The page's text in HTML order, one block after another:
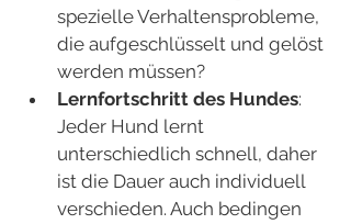
spezielle Verhaltensprobleme,
die aufgeschlüsselt und gelöst
werden müssen?
Lernfortschritt des Hundes:
Jeder Hund lernt
unterschiedlich schnell, daher
ist die Dauer auch individuell
verschieden. Auch bedingen